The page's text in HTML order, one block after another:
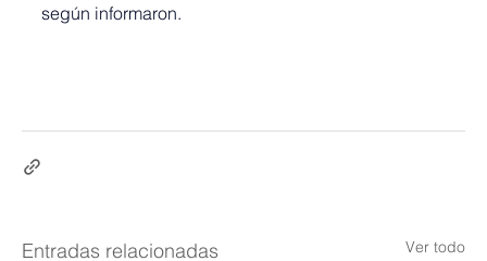
según informaron.
Entradas relacionadas Ver todo